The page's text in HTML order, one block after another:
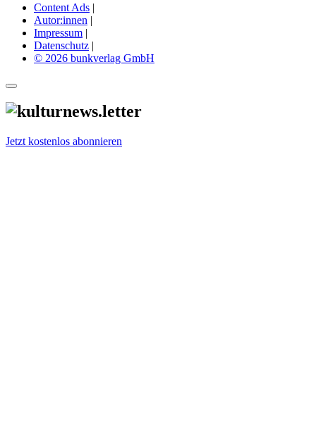
Content Ads |
Autor:innen |
Impressum |
Datenschutz |
© 2026 bunkverlag GmbH
Jetzt kostenlos abonnieren